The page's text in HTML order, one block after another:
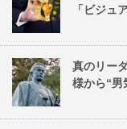
「ビジュ
真のリー
様から“男